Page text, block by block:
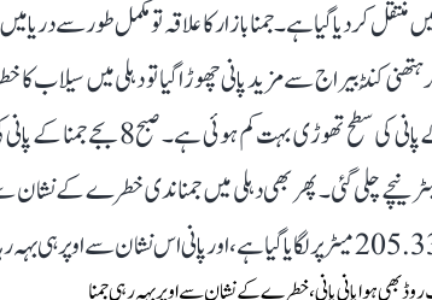
کر دیا گیا ہے۔ جمنا بازار کا علاقہ تو مکمل طور سے دریا
کُنڈ بیراج سے مزید پانی چھوڑا گیا تو دہلی میں سیلاب کا
دوپہر 12 بجے کے قریب 2 سینٹی میٹر نیچے چلی گئی۔ پھر بھی دہلی میں جمنا ندی خطرے